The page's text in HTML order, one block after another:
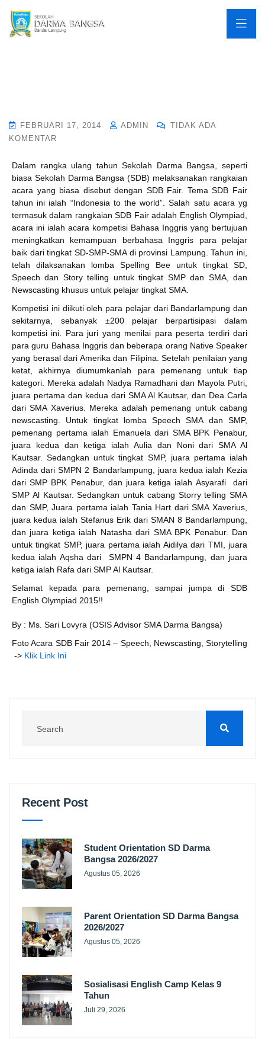
FEBRUARI 17, 2014 ADMIN
TIDAK ADA
KOMENTAR
Dalam rangka ulang tahun Sekolah Darma Bangsa, seperti
biasa Sekolah Darma Bangsa (SDB) melaksanakan rangkaian
acara yang biasa disebut dengan SDB Fair. Tema SDB Fair
tahun ini ialah “Indonesia to the world”. Salah satu acara yg
termasuk dalam rangkaian SDB Fair adalah English Olympiad,
acara ini ialah acara kompetisi Bahasa Inggris yang bertujuan
meningkatkan kemampuan berbahasa Inggris para pelajar
baik dari tingkat SD-SMP-SMA di provinsi Lampung. Tahun ini,
telah dilaksanakan lomba Spelling Bee untuk tingkat SD,
Speech dan Story telling untuk tingkat SMP dan SMA, dan
Newscasting khusus untuk pelajar tingkat SMA.
Kompetisi ini diikuti oleh para pelajar dari Bandarlampung dan
sekitarnya, sebanyak ±200 pelajar berpartisipasi dalam
kompetisi ini. Para juri yang menilai para peserta terdiri dari
para guru Bahasa Inggris dan beberapa orang Native Speaker
yang berasal dari Amerika dan Filipina. Setelah penilaian yang
ketat, akhirnya diumumkanlah para pemenang untuk tiap
kategori. Mereka adalah Nadya Ramadhani dan Mayola Putri,
juara pertama dan kedua dari SMA Al Kautsar, dan Dea Carla
dari SMA Xaverius. Mereka adalah pemenang untuk cabang
newscasting. Untuk tingkat lomba Speech SMA dan SMP,
pemenang pertama ialah Emanuela dari SMA BPK Penabur,
juara kedua dan ketiga ialah Aulia dan Noni dari SMA Al
Kautsar. Sedangkan untuk tingkat SMP, juara pertama ialah
Adinda dari SMPN 2 Bandarlampung, juara kedua ialah Kezia
dari SMP BPK Penabur, dan juara ketiga ialah Asyarafi dari
SMP Al Kautsar. Sedangkan untuk cabang Storry telling SMA
dan SMP, Juara pertama ialah Tania Hart dari SMA Xaverius,
juara kedua ialah Stefanus Erik dari SMAN 8 Bandarlampung,
dan juara ketiga ialah Natasha dari SMA BPK Penabur. Dan
untuk tingkat SMP, juara pertama ialah Aidilya dari TMI, juara
kedua ialah Aqsha dari SMPN 4 Bandarlampung, dan juara
ketiga ialah Rafa dari SMP Al Kautsar.
Selamat kepada para pemenang, sampai jumpa di SDB
English Olympiad 2015!!
By : Ms. Sari Lovyra (OSIS Advisor SMA Darma Bangsa)
Foto Acara SDB Fair 2014 – Speech, Newscasting, Storytelling
-> Klik Link Ini
Recent Post
Student Orientation SD Darma
Bangsa 2026/2027
Agustus 05, 2026
Parent Orientation SD Darma Bangsa
2026/2027
Agustus 05, 2026
Sosialisasi English Camp Kelas 9
Tahun
Juli 29, 2026